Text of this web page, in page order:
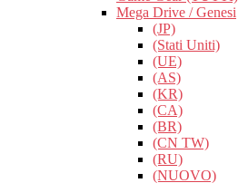
Mega Drive / Genesi
(JP)
(Stati Uniti)
(UE)
(AS)
(KR)
(CA)
(BR)
(CN TW)
(RU)
(NUOVO)